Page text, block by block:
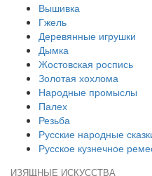
Вышивка
Гжель
Деревянные игрушки
Дымка
Жостовская роспись
Золотая хохлома
Народные промыслы
Палех
Резьба
Русские народные
Русское кузнечное
ИЗЯЩНЫЕ ИСКУССТВА